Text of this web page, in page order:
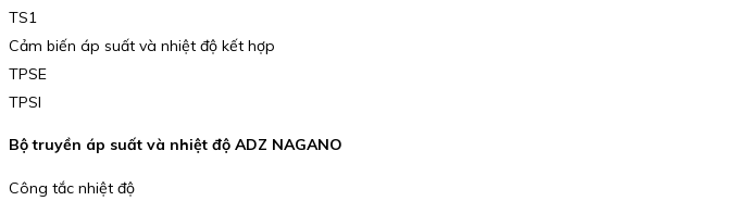
TS1
Cảm biến áp suất và nhiệt độ kết hợp
TPSE
TPSI
Bộ truyền áp suất và nhiệt độ ADZ NAGANO
Công tắc nhiệt độ